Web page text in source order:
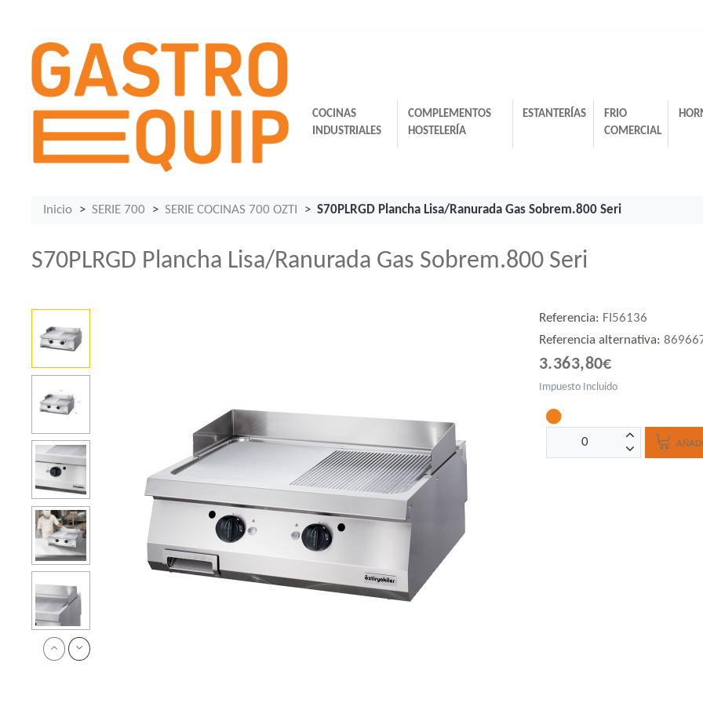
COCINAS
INDUSTRIALES
COMPLEMENTOS
HOSTELERÍA
ESTANTERÍAS
FRIO
COMERCIAL
Inicio SERIE 700 SERIE COCINAS 700 OZTI S70PLRGD Plancha Lisa/Ranurada Gas Sobrem.800 Seri
S70PLRGD Plancha Lisa/Ranurada Gas Sobrem.800 Seri
Referencia: FI56136
Referencia alternativa:
3.363,80€
Impuesto Incluido